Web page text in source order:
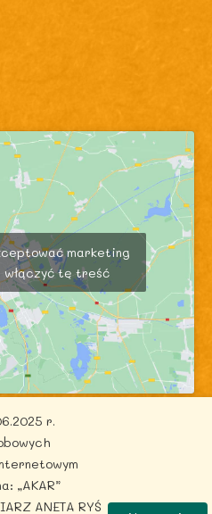
marketing
tę treść
| Powered by
r.
„AKAR”
ANETA RYŚ